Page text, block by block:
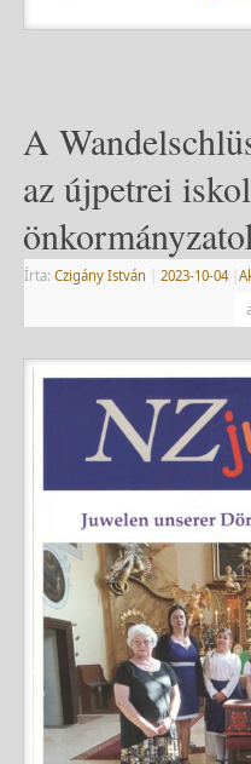
A
az újpetrei
Írta: Czigány István 2023-10-04